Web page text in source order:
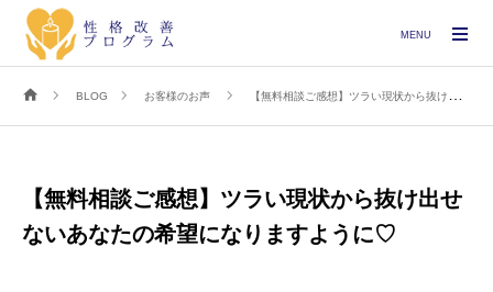
BLOG お客様のお声 【無料相談ご感想】ツラい現状から抜け出せないあなたの希望になりますように♡
【無料相談ご感想】ツラい現状から抜け出せ
ないあなたの希望になりますように♡
MENU